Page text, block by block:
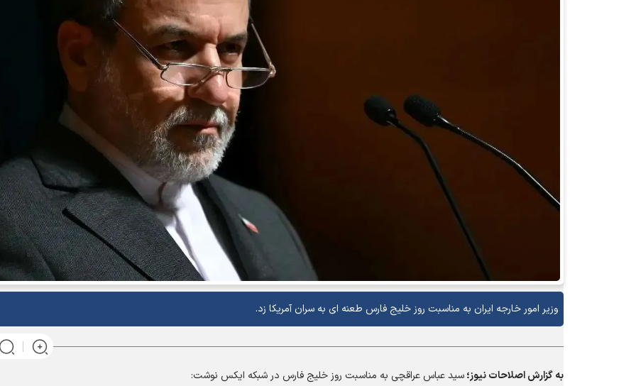
وزیر امور خارجه ایران به مناسبت روز خلیج فارس طعنه ای به سران آمریکا زد.
به گزارشاصلاحات نیوز؛سید عباس عراقچی به مناسبت روز خلیج فارس در شبکه ایکس نوشت: